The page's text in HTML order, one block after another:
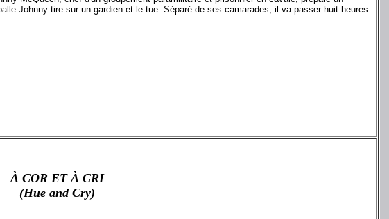
Johnny tire sur un gardien et le tue. Séparé de ses camarades, il va passer huit heures
À COR ET À CRI
(Hue and Cry)